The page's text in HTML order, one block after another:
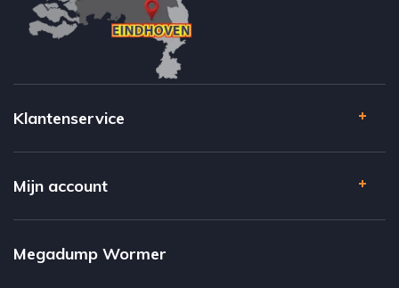
Klantenservice
Mijn account
Megadump Wormer